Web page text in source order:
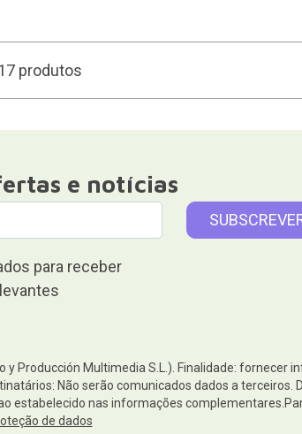
produtos
e notícias
para receber
Producción Multimedia S.L.). Finalidade: fornecer
Não serão comunicados dados a terceiros.
estabelecido nas informações
de dados